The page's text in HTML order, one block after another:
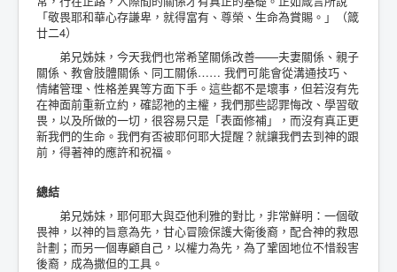
「敬畏耶和華心存謙卑，就得富有、尊榮、生命為賞賜。」（箴
廿二4）
弟兄姊妹，今天我們也常希望關係改善——夫妻關係、親子
關係、教會肢體關係、同工關係…… 我們可能會從溝通技巧、
情緒管理、性格差異等方面下手。這些都不是壞事，但若沒有先
在神面前重新立約，確認祂的主權，我們那些認罪悔改、學習敬
畏，以及所做的一切，很容易只是「表面修補」，而沒有真正更
新我們的生命。我們有否被耶何耶大提醒？就讓我們去到神的跟
前，得著神的應許和祝福。
總結
弟兄姊妹，耶何耶大與亞他利雅的對比，非常鮮明：一個敬
畏神，以神的旨意為先，甘心冒險保護大衛後裔，配合神的救恩
計劃；而另一個專顧自己，以權力為先，為了鞏固地位不惜殺害
後裔，成為撒但的工具。